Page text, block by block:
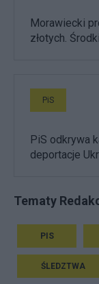
Morawiecki
złotych.
PiS
PiS odkrywa
deportacje
Tematy
PIS
ŚLEDZTWA